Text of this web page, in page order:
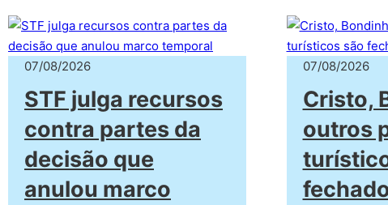
07/08/2026
STF julga recursos
contra partes da
decisão que
anulou marco
07/08/2026
Cristo,
outros